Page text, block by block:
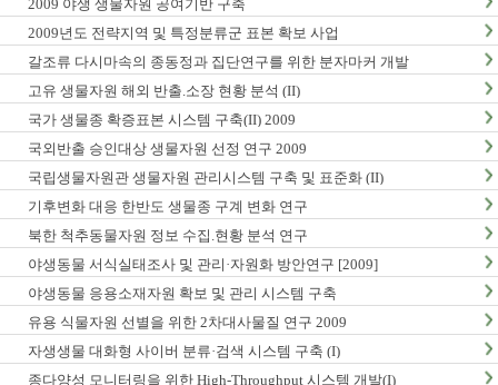
2009 야생 생물자원 공여기반 구축
2009년도 전략지역 및 특정분류군 표본 확보 사업
갈조류 다시마속의 종동정과 집단연구를 위한 분자마커 개발
고유 생물자원 해외 반출.소장 현황 분석 (II)
국가 생물종 확증표본 시스템 구축(II) 2009
국외반출 승인대상 생물자원 선정 연구 2009
국립생물자원관 생물자원 관리시스템 구축 및 표준화 (II)
기후변화 대응 한반도 생물종 구계 변화 연구
북한 척추동물자원 정보 수집.현황 분석 연구
야생동물 서식실태조사 및 관리·자원화 방안연구 [2009]
야생동물 응용소재자원 확보 및 관리 시스템 구축
유용 식물자원 선별을 위한 2차대사물질 연구 2009
자생생물 대화형 사이버 분류·검색 시스템 구축 (I)
종다양성 모니터링을 위한 High-Throughput 시스템 개발(I)